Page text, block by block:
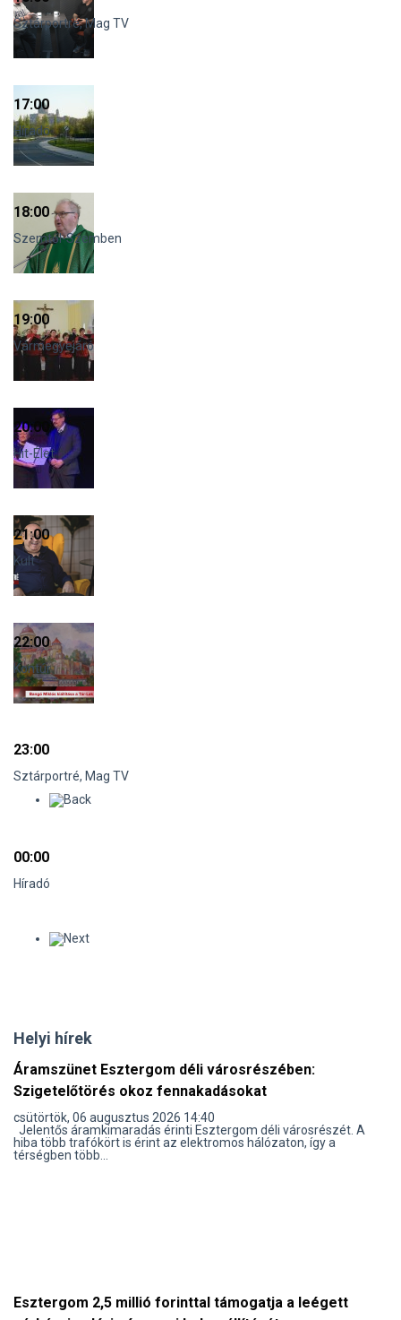
Sztárportré, Mag TV
17:00
Híradó
18:00
Szemtől-Szemben
19:00
Vármegyejáró
20:00
Hit-Élet
21:00
Kult
22:00
Kontúr
23:00
Sztárportré, Mag TV
00:00
Híradó
Helyi hírek
Áramszünet Esztergom déli városrészében:
Szigetelőtörés okoz fennakadásokat
csütörtök, 06 augusztus 2026 14:40
Jelentős áramkimaradás érinti Esztergom déli városrészét. A
hiba több trafókört is érint az elektromos hálózaton, így a
térségben több...
Esztergom 2,5 millió forinttal támogatja a leégett